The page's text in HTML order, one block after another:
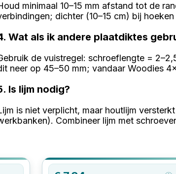
minimaal 10–15 mm afstand tot de
dichter (10–15 cm) bij
Wat als ik andere plaatdiktes
de vuistregel: schroeflengte =
neer op 45–50 mm; vandaar Woodies
Is lijm nodig?
is niet verplicht, maar houtlijm
Combineer lijm met